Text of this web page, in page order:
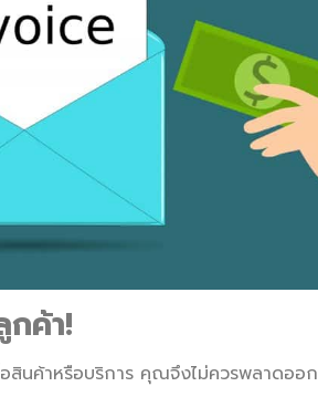
กค้า!
นค้าหรือบริการ คุณจึงไม่ควรพลาดออก